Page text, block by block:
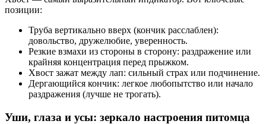
позиции:
Труба вертикально вверх (кончик расслаблен):
довольство, дружелюбие, уверенность.
Резкие взмахи из стороны в сторону: раздражение или
крайняя концентрация перед прыжком.
Хвост зажат между лап: сильный страх или подчинение.
Дергающийся кончик: легкое любопытство или начало
раздражения (лучше не трогать).
Уши, глаза и усы: зеркало настроения питомца